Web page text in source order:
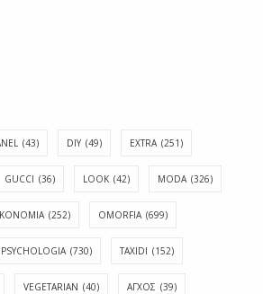
(43) DIY (49) EXTRA (251)
GUCCI (36) LOOK (42) MODA (326)
(252) OMORFIA (699)
PSYCHOLOGIA (730) TAXIDI (152)
VEGETARIAN (40) ΑΓΧΟΣ (39)